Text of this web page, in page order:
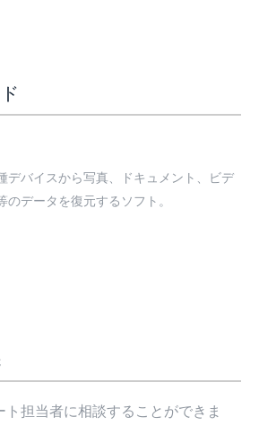
デバイスから写真、ドキュメント、ビデ
のデータを復元するソフト。
ト担当者に相談することができま